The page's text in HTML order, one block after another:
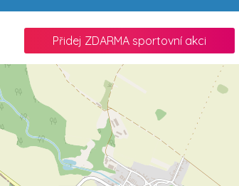
Přidej ZDARMA sportovní akci